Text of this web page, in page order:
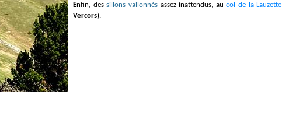
Enfin, dessillons vallonnésassez inattendus, aucol de la Lauzette
Vercors).